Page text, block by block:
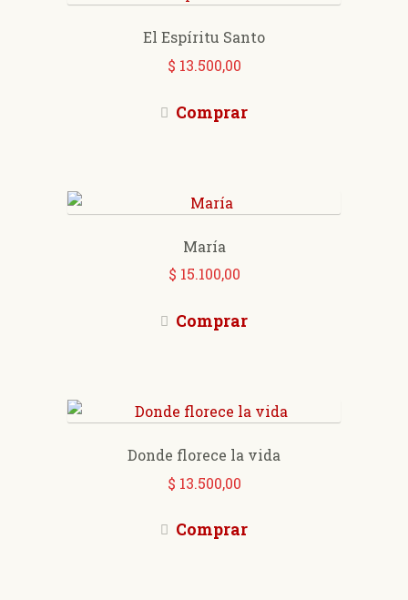
El Espíritu Santo
$ 13.500,00
Comprar
María
$ 15.100,00
Comprar
Donde florece la vida
$ 13.500,00
Comprar